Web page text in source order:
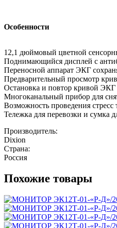
Особенности
12,1 дюймовый цветной
Поднимающийся дисплей с
Переносной аппарат ЭКГ
Предварительный просмотр
Остановка и повтор кривой ЭКГ
Многоканальный прибор для
Возможность проведения стресс
Тележка для перевозки и сумка
Производитель:
Dixion
Страна:
Россия
Похожие товары